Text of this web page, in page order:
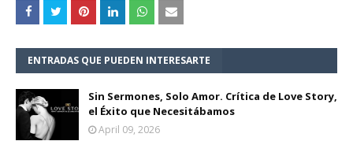
ENTRADAS QUE PUEDEN INTERESARTE
Sin Sermones, Solo Amor. Crítica de Love Story,
el Éxito que Necesitábamos
April 09, 2026